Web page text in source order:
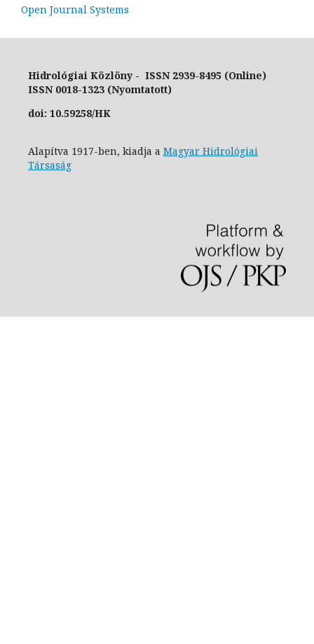
Open Journal Systems
Hidrológiai Közlöny - ISSN 2939-8495 (Online)
ISSN 0018-1323 (Nyomtatott)
doi: 10.59258/HK
Alapítva 1917-ben, kiadja a Magyar Hidrológiai
Társaság